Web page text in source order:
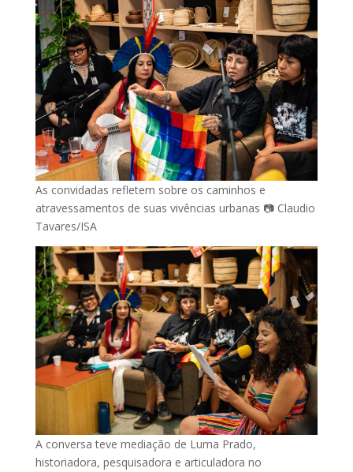
As convidadas refletem sobre os caminhos e
atravessamentos de suas vivências urbanas 📷 Claudio
Tavares/ISA
A conversa teve mediação de Luma Prado,
historiadora, pesquisadora e articuladora no